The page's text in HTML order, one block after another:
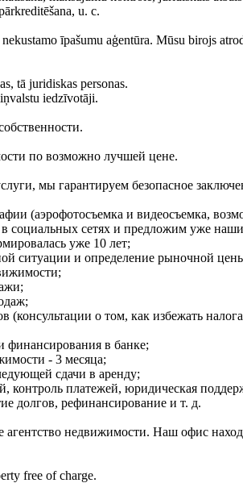
u. c.
īpašumu aģentūra. Mūsu birojs
tā juridiskas personas.
iedzīvotāji.
по возможно лучшей цене.
мы гарантируем безопасное
(аэрофотосъемка и видеосъемка,
в социальных сетях и предложим уже
уже 10 лет;
ситуации и определение рыночной
о том, как избежать
в банке;
- 3 месяца;
сдачи в аренду;
контроль платежей, юридическая
долгов, рефинансирование и т. д.
агентство недвижимости. Наш офис
free of charge.